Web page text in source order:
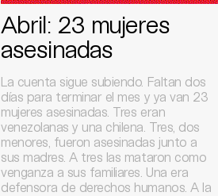
Abril: 23 mujeres
asesinadas
La cuenta sigue subiendo. Faltan dos
días para terminar el mes y ya van 23
mujeres asesinadas. Tres eran
venezolanas y una chilena. Tres, dos
menores, fueron asesinadas junto a
sus madres. A tres las mataron como
venganza a sus familiares. Una era
defensora de derechos humanos. A la